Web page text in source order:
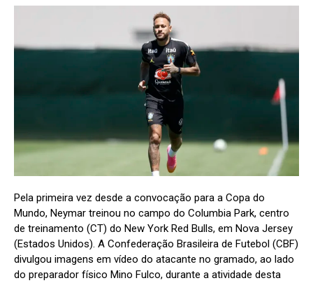
Pela primeira vez desde a convocação para a Copa do
Mundo, Neymar treinou no campo do Columbia Park, centro
de treinamento (CT) do New York Red Bulls, em Nova Jersey
(Estados Unidos). A Confederação Brasileira de Futebol (CBF)
divulgou imagens em vídeo do atacante no gramado, ao lado
do preparador físico Mino Fulco, durante a atividade desta